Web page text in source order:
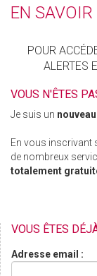
EN SAVOIR
POUR
ALERTES
VOUS N'ÊTES
Je suis un
En vous inscrivant
de nombreux
totalement
VOUS ÊTES
Adresse email :